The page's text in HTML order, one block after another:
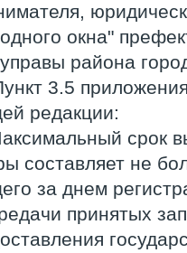
окна"
района
3.5
редакции:
срок
составляет не
за днем
принятых